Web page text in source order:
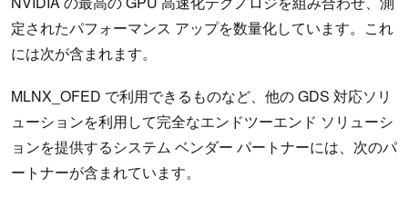
定されたパフォーマンス アップを数量化しています。これ
には次が含まれます。
MLNX_OFED で利用できるものなど、他の GDS 対応ソリ
ューションを利用して完全なエンドツーエンド ソリューシ
ョンを提供するシステム ベンダー パートナーには、次のパ
ートナーが含まれています。